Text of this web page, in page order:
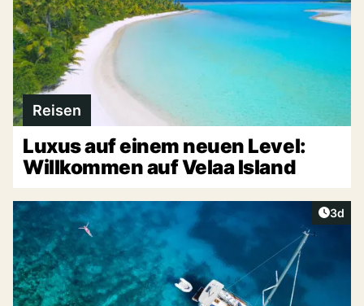
Reisen
Luxus auf einem neuen Level:
Willkommen auf Velaa Island
3d